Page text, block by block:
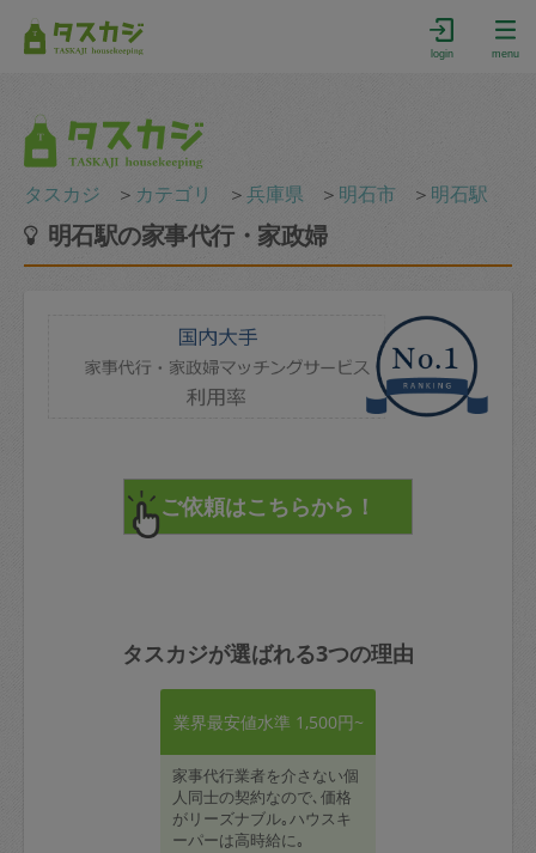
login menu
タスカジ ＞ カテゴリ ＞兵庫県 ＞ 明石市 ＞ 明石駅
明石駅の家事代行・家政婦
タスカジが選ばれる3つの理由
業界最安値水準 1,500円~
家事代行業者を介さない個
人同士の契約なので､価格
がリーズナブル｡ハウスキ
ーパーは高時給に｡